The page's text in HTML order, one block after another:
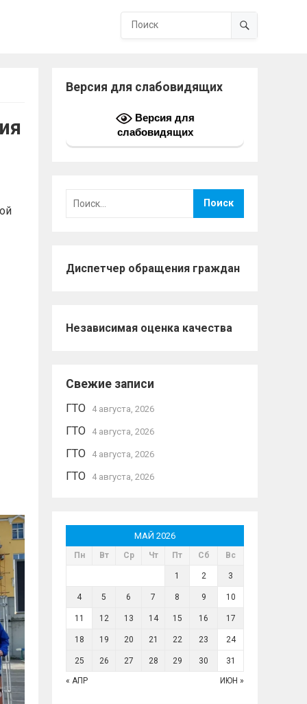
Версия для слабовидящих
Версия для
слабовидящих
Диспетчер обращения граждан
Независимая оценка качества
Свежие записи
ГТО 4 августа, 2026
ГТО 4 августа, 2026
ГТО 4 августа, 2026
ГТО 4 августа, 2026
МАЙ 2026
Пн Вт Ср Чт Пт Сб Вс
1 2 3
4 5 6 7 8 9 10
11 12 13 14 15 16 17
18 19 20 21 22 23 24
25 26 27 28 29 30 31
« АПР ИЮН »